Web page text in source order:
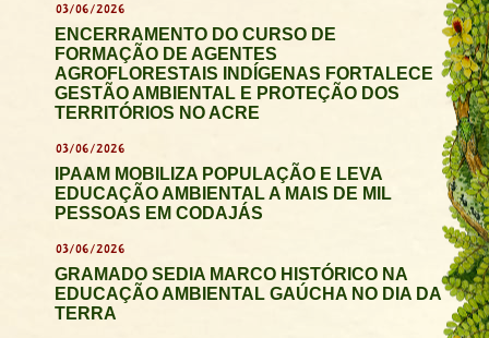
03/06/2026
ENCERRAMENTO DO CURSO DE
FORMAÇÃO DE AGENTES
AGROFLORESTAIS INDÍGENAS FORTALECE
GESTÃO AMBIENTAL E PROTEÇÃO DOS
TERRITÓRIOS NO ACRE
03/06/2026
IPAAM MOBILIZA POPULAÇÃO E LEVA
EDUCAÇÃO AMBIENTAL A MAIS DE MIL
PESSOAS EM CODAJÁS
03/06/2026
GRAMADO SEDIA MARCO HISTÓRICO NA
EDUCAÇÃO AMBIENTAL GAÚCHA NO DIA DA
TERRA